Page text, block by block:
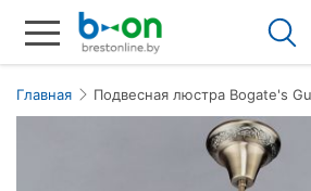
Главная Подвеcная люстра Bogate's